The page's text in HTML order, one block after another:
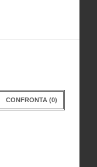
CONFRONTA (0)